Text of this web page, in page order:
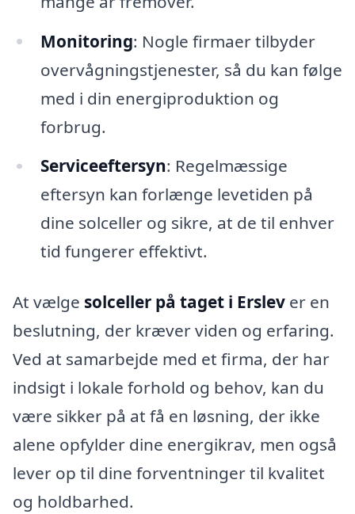
Monitoring: Nogle firmaer tilbyder
overvågningstjenester, så du kan følge
med i din energiproduktion og
forbrug.
Serviceeftersyn: Regelmæssige
eftersyn kan forlænge levetiden på
dine solceller og sikre, at de til enhver
tid fungerer effektivt.
At vælge solceller på taget i Erslev er en
beslutning, der kræver viden og erfaring.
Ved at samarbejde med et firma, der har
indsigt i lokale forhold og behov, kan du
være sikker på at få en løsning, der ikke
alene opfylder dine energikrav, men også
lever op til dine forventninger til kvalitet
og holdbarhed.